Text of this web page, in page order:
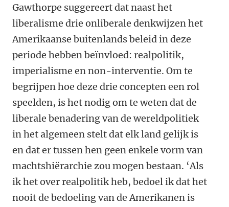
Gawthorpe suggereert dat naast het
liberalisme drie onliberale denkwijzen het
Amerikaanse buitenlands beleid in deze
periode hebben beïnvloed: realpolitik,
imperialisme en non-interventie. Om te
begrijpen hoe deze drie concepten een rol
speelden, is het nodig om te weten dat de
liberale benadering van de wereldpolitiek
in het algemeen stelt dat elk land gelijk is
en dat er tussen hen geen enkele vorm van
machtshiërarchie zou mogen bestaan. ‘Als
ik het over realpolitik heb, bedoel ik dat het
nooit de bedoeling van de Amerikanen is